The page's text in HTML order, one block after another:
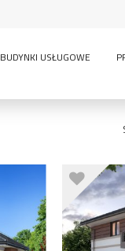
BUDYNKI USŁUGOWE